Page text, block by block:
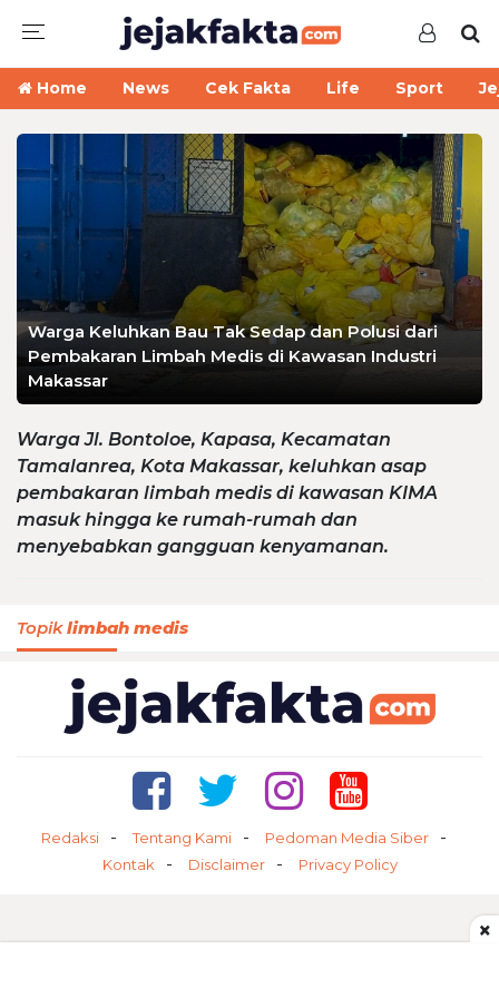
Home News Cek Fakta Life Sport
Warga Keluhkan Bau Tak Sedap dan Polusi dari
Pembakaran Limbah Medis di Kawasan Industri
Makassar
Warga Jl. Bontoloe, Kapasa, Kecamatan
Tamalanrea, Kota Makassar, keluhkan asap
pembakaran limbah medis di kawasan KIMA
masuk hingga ke rumah-rumah dan
menyebabkan gangguan kenyamanan.
Topiklimbah medis
Redaksi Tentang Kami
Pedoman Media Siber
Kontak
Disclaimer Privacy Policy
×